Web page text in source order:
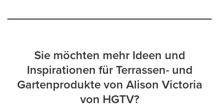
Sie möchten mehr Ideen und
Inspirationen für Terrassen- und
Gartenprodukte von Alison Victoria
von HGTV?